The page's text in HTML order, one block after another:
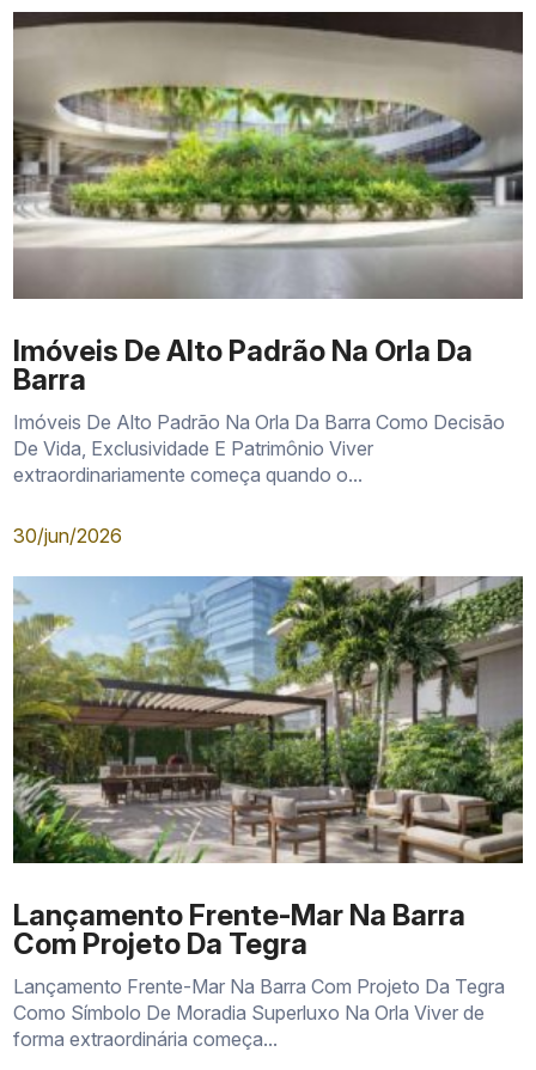
Península
serviços
compradores
longo prazo
Barra
Olímpica
Condomínios modernos e
novos projetos
diversificação
patrimonial
Praia da
Reserva
Baixa ocupação no entorno
e contato com a natureza
Privacidade e
tranquilidade
Morar:
Alugar:
Imóveis De Alto Padrão Na Orla Da
Barra
Imóveis De Alto Padrão Na Orla Da Barra Como Decisão
De Vida, Exclusividade E Patrimônio Viver
extraordinariamente começa quando o...
30/jun/2026
Lançamento Frente-Mar Na Barra
Com Projeto Da Tegra
Lançamento Frente-Mar Na Barra Com Projeto Da Tegra
Como Símbolo De Moradia Superluxo Na Orla Viver de
forma extraordinária começa...